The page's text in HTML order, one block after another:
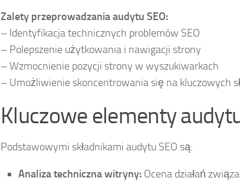
Zalety przeprowadzania audytu SEO:
– Identyfikacja technicznych problemów SEO
– Polepszenie użytkowania i nawigacji strony
– Wzmocnienie pozycji strony w wyszukiwarkach
– Umożliwienie skoncentrowania się na kluczowych
Kluczowe elementy
Podstawowymi składnikami audytu SEO są:
Analiza techniczna witryny: Ocena działań